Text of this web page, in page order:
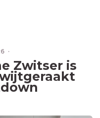
·
Zwitser is